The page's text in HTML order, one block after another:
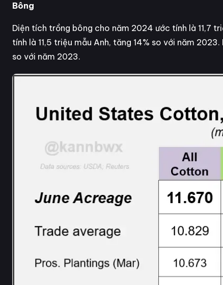
Bông
Diện tích trồng bông cho năm 2024 ước tính là 11,7
tính là 11,5 triệu mẫu Anh, tăng 14% so với năm
so với năm 2023.